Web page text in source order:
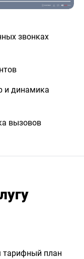
звонках
и динамика
вызовов
тарифный план